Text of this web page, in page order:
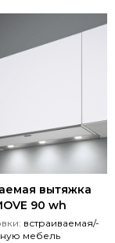
вытяжка
90 wh
встраиваемая/-
мебель